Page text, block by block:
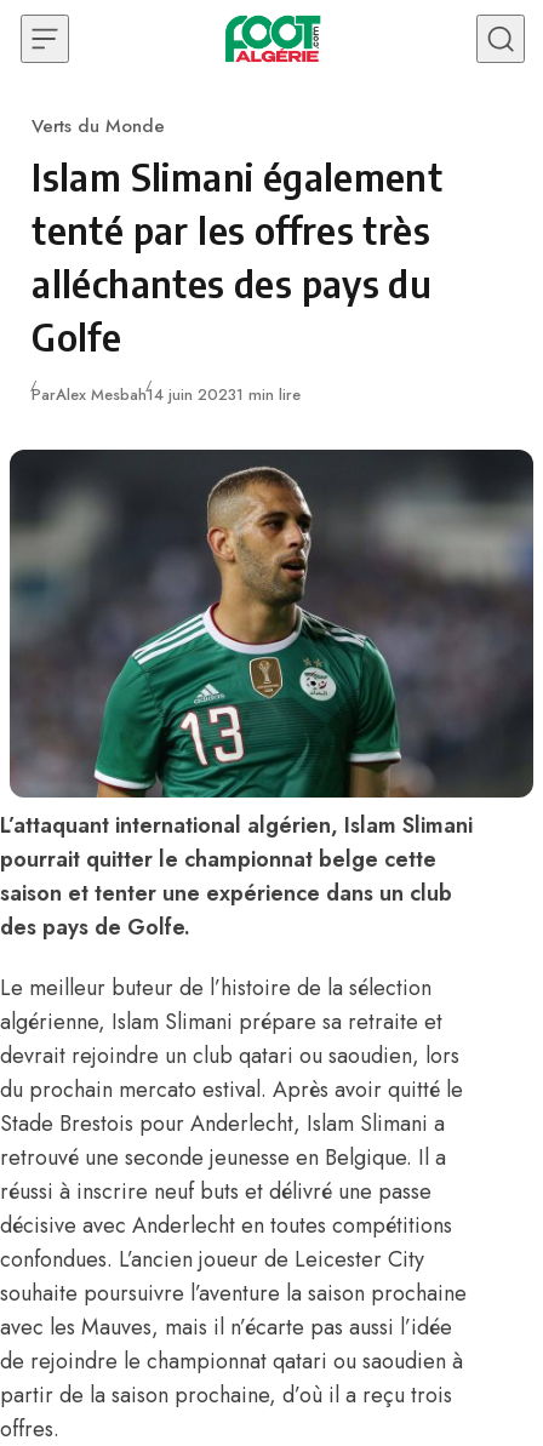
Skip to content
Category
Verts du Monde
Islam Slimani également
tenté par les offres très
alléchantes des pays du
Golfe
ParAlex MesbahPublié
14 juin 20231 min lire
L’attaquant international algérien, Islam Slimani
pourrait quitter le championnat belge cette
saison et tenter une expérience dans un club
des pays de Golfe.
Le meilleur buteur de l’histoire de la sélection
algérienne, Islam Slimani prépare sa retraite et
devrait rejoindre un club qatari ou saoudien, lors
du prochain mercato estival. Après avoir quitté le
Stade Brestois pour Anderlecht, Islam Slimani a
retrouvé une seconde jeunesse en Belgique. Il a
réussi à inscrire neuf buts et délivré une passe
décisive avec Anderlecht en toutes compétitions
confondues. L’ancien joueur de Leicester City
souhaite poursuivre l’aventure la saison prochaine
avec les Mauves, mais il n’écarte pas aussi l’idée
de rejoindre le championnat qatari ou saoudien à
partir de la saison prochaine, d’où il a reçu trois
offres.